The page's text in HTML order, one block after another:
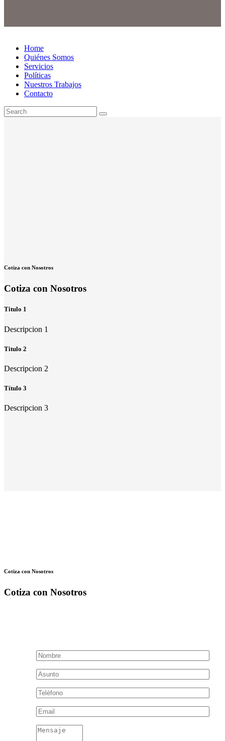
Home
Quiénes Somos
Servicios
Políticas
Nuestros Trabajos
Contacto
Cotiza con Nosotros
Cotiza con Nosotros
Titulo 1
Descripcion 1
Titulo 2
Descripcion 2
Título 3
Descripcion 3
Cotiza con Nosotros
Cotiza con Nosotros